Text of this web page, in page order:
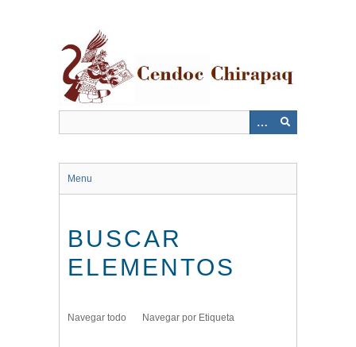
Menu
BUSCAR
ELEMENTOS
Navegar todo Navegar por Etiqueta